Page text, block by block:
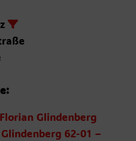
Florian Glindenberg
62-01 –